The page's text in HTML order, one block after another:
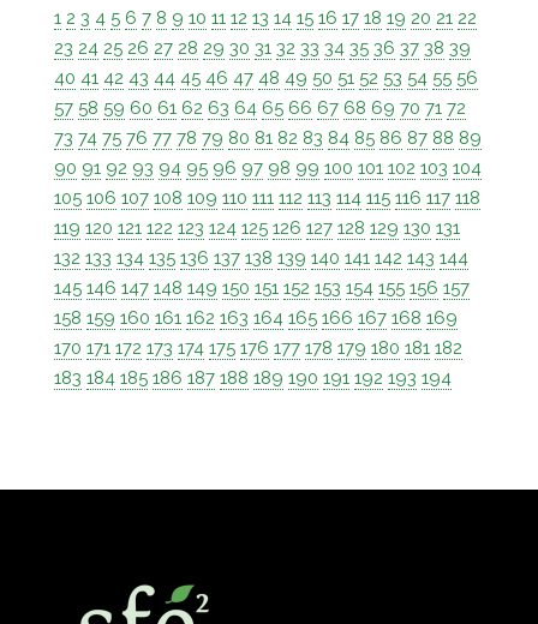
1 2 3 4 5 6 7 8 9 10 11 12 13 14 15 16 17 18 19 20 21 22
23 24 25 26 27 28 29 30 31 32 33 34 35 36 37 38 39
40 41 42 43 44 45 46 47 48 49 50 51 52 53 54 55 56
57 58 59 60 61 62 63 64 65 66 67 68 69 70 71 72
73 74 75 76 77 78 79 80 81 82 83 84 85 86 87 88 89
90 91 92 93 94 95 96 97 98 99 100 101 102 103 104
105 106 107 108 109 110 111 112 113 114 115 116 117 118
119 120 121 122 123 124 125 126 127 128 129 130 131
132 133 134 135 136 137 138 139 140 141 142 143 144
145 146 147 148 149 150 151 152 153 154 155 156 157
158 159 160 161 162 163 164 165 166 167 168 169
170 171 172 173 174 175 176 177 178 179 180 181 182
183 184 185 186 187 188 189 190 191 192 193 194